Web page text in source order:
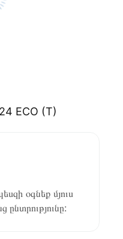
ECO (T)
օգնեք մյուս
ընտրությունը: